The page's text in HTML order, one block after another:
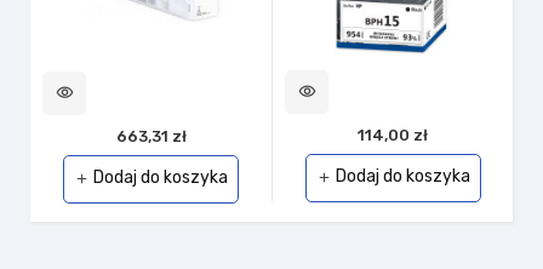
visibility
663,31 zł
add Dodaj do koszyka
visibility
114,00 zł
add Dodaj do koszyka